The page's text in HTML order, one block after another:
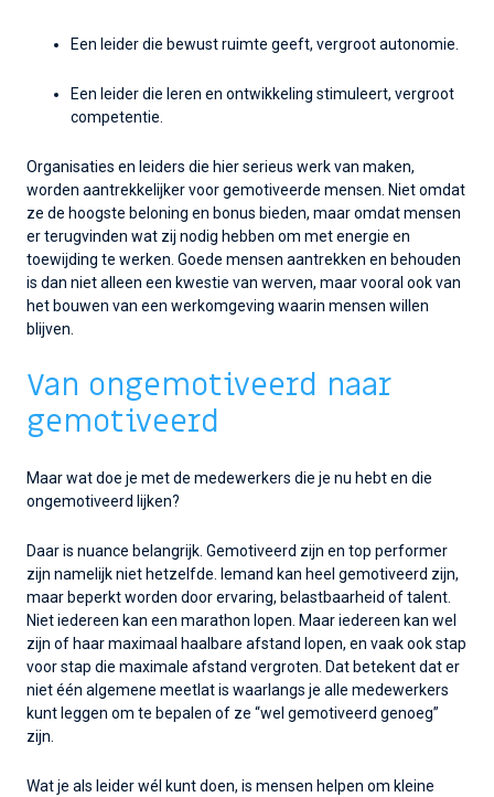
Een leider die bewust ruimte geeft, vergroot autonomie.
Een leider die leren en ontwikkeling stimuleert, vergroot
competentie.
Organisaties en leiders die hier serieus werk van maken,
worden aantrekkelijker voor gemotiveerde mensen. Niet omdat
ze de hoogste beloning en bonus bieden, maar omdat mensen
er terugvinden wat zij nodig hebben om met energie en
toewijding te werken. Goede mensen aantrekken en behouden
is dan niet alleen een kwestie van werven, maar vooral ook van
het bouwen van een werkomgeving waarin mensen willen
blijven.
Van ongemotiveerd naar
gemotiveerd
Maar wat doe je met de medewerkers die je nu hebt en die
ongemotiveerd lijken?
Daar is nuance belangrijk. Gemotiveerd zijn en top performer
zijn namelijk niet hetzelfde. Iemand kan heel gemotiveerd zijn,
maar beperkt worden door ervaring, belastbaarheid of talent.
Niet iedereen kan een marathon lopen. Maar iedereen kan wel
zijn of haar maximaal haalbare afstand lopen, en vaak ook stap
voor stap die maximale afstand vergroten. Dat betekent dat er
niet één algemene meetlat is waarlangs je alle medewerkers
kunt leggen om te bepalen of ze “wel gemotiveerd genoeg”
zijn.
Wat je als leider wél kunt doen, is mensen helpen om kleine